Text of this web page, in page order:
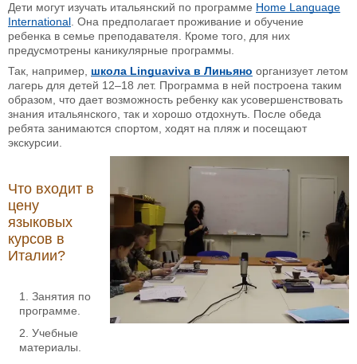
Дети могут изучать итальянский по программе Home Language
International. Она предполагает проживание и обучение
ребенка в семье преподавателя. Кроме того, для них
предусмотрены каникулярные программы.
Так, например, школа Linguaviva в Линьяно организует летом
лагерь для детей 12–18 лет. Программа в ней построена таким
образом, что дает возможность ребенку как усовершенствовать
знания итальянского, так и хорошо отдохнуть. После обеда
ребята занимаются спортом, ходят на пляж и посещают
экскурсии.
Что входит в
цену
языковых
курсов в
Италии?
Занятия по
программе.
Учебные
материалы.